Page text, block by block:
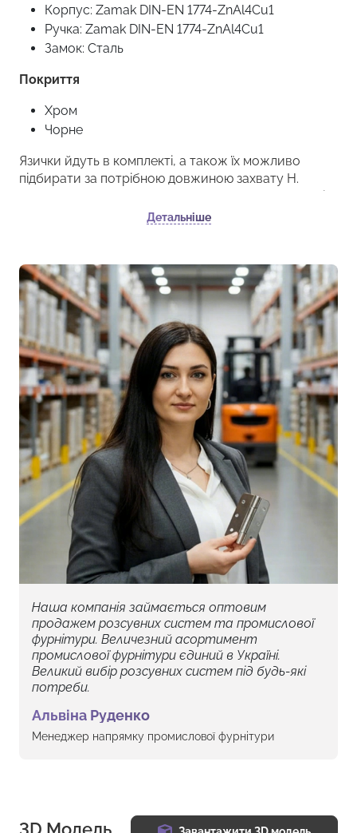
Корпус: Zamak DIN-EN 1774-ZnAl4Cu1
Ручка: Zamak DIN-EN 1774-ZnAl4Cu1
Замок: Сталь
Покриття
Хром
Чорне
Язички йдуть в комплекті, а також їх можливо
підбирати за потрібною довжиною захвату Н.
Може бути в чорному або хромованому покритті.
Має дужку для навісного замка.
Детальніше
Наша компанія займається оптовим
продажем розсувних систем та промислової
фурнітури. Величезний асортимент
промислової фурнітури єдиний в Україні.
Великий вибір розсувних систем під будь-які
потреби.
Альвіна Руденко
Менеджер напрямку промислової фурнітури